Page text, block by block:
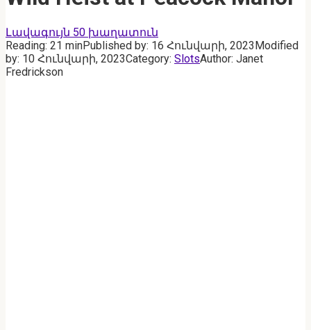
Լավագույն 50 խաղատուն
Reading: 21 minPublished by: 16 Հունվարի, 2023Modified
by: 10 Հունվարի, 2023Category: SlotsAuthor: Janet
Fredrickson